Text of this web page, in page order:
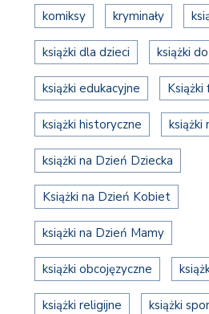
komiksy kryminały
książki dla dzieci książki
książki edukacyjne
książki historyczne książki
książki na Dzień Dziecka
Książki na Dzień Kobiet
książki na Dzień Mamy
książki obcojęzyczne
książki religijne książki